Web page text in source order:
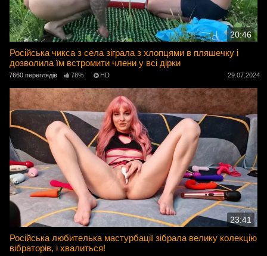
20:46
Російська чикса з села зіграла з хлопцями в пляшечку і
дозволила їм встромити члени у всі дірки
7660 переглядів 78% HD 29.07.2024
23:41
Російська любителька мастурбації зібрала велику колекцію
вібраторів, і хвалиться!